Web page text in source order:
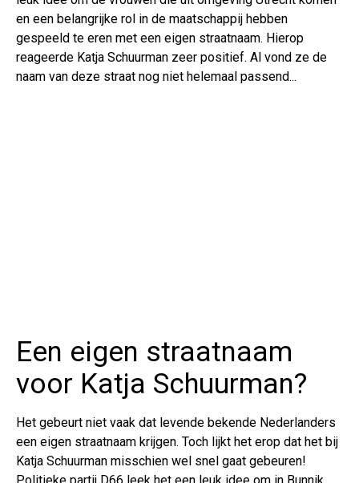
en een belangrijke rol in de maatschappij hebben
gespeeld te eren met een eigen straatnaam. Hierop
reageerde Katja Schuurman zeer positief. Al vond ze de
naam van deze straat nog niet helemaal passend...
Een eigen straatnaam
voor Katja Schuurman?
Het gebeurt niet vaak dat levende bekende Nederlanders
een eigen straatnaam krijgen. Toch lijkt het erop dat het bij
Katja Schuurman misschien wel snel gaat gebeuren!